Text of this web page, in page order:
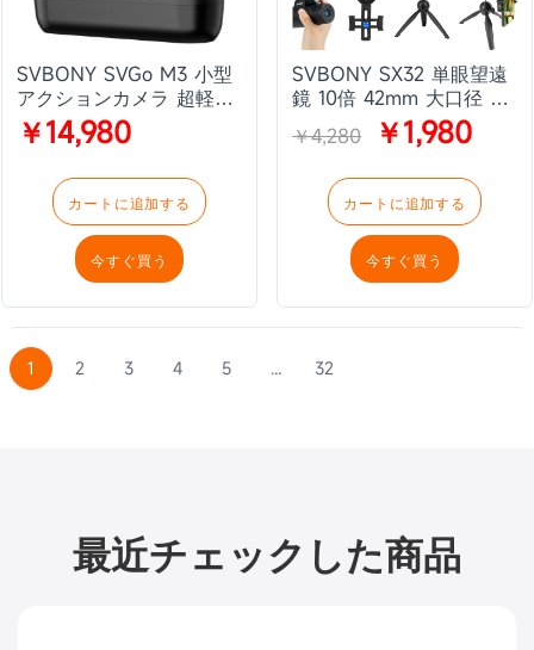
SVBONY SVGo M3 小型
アクションカメラ 超軽量
43g 4K30fps 300分録画
内蔵 64GB 10m防水 本体
豊富なアクセサリーVlog
カメラ 証拠撮影 会議 自
転車に最適
￥14,980
カートに追加する
今すぐ買う
SVBONY SX32 単眼望遠
鏡 10倍 42mm 大口径 高
倍率 小型 256g スマホ対
応 メガネ対応 Bak4プリ
遠鏡 片手操作 ハイキング
旅行 バードウォッチン 野
鳥観察 自然観察 コンサー
ト スポーツ観戦 革の質感
耐摩耗性（10x 42mm、ブ
ラック）
￥4,280 ￥1,980
カートに追加する
今すぐ買う
1 2 3 4 5 ... 32
最近チェックした商品